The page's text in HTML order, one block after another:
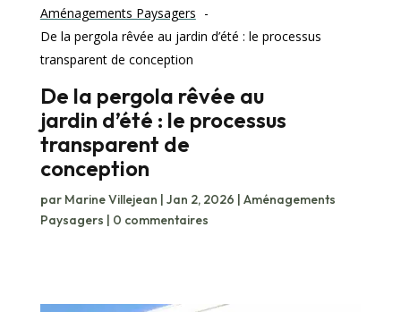
Aménagements Paysagers
De la pergola rêvée au jardin d’été : le processus
transparent de conception
De la pergola rêvée au
jardin d’été : le processus
transparent de
conception
par Marine Villejean | Jan 2, 2026 | Aménagements
Paysagers | 0 commentaires